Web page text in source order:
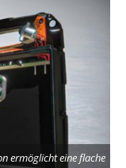
ermöglicht eine flache